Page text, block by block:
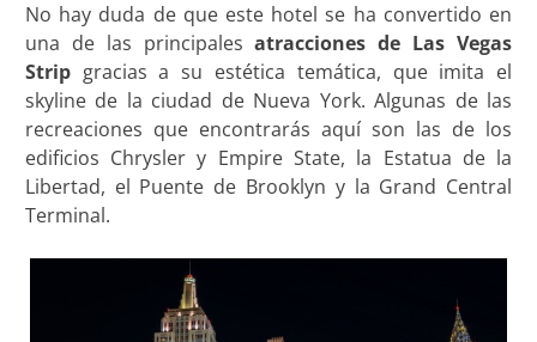
No hay duda de que este hotel se ha convertido en
una de las principales atracciones de Las Vegas
Stripgracias a su estética temática, que imita el
skyline de la ciudad de Nueva York. Algunas de las
recreaciones que encontrarás aquí son las de los
edificios Chrysler y Empire State, la Estatua de la
Libertad, el Puente de Brooklyn y la Grand Central
Terminal.